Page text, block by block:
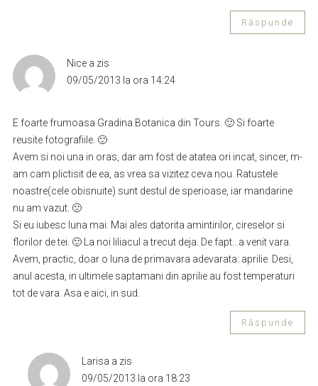
Răspunde
Nice a zis
09/05/2013 la ora 14:24
E foarte frumoasa Gradina Botanica din Tours. 🙂 Si foarte
reusite fotografiile. 🙂
Avem si noi una in oras, dar am fost de atatea ori incat, sincer, m-
am cam plictisit de ea, as vrea sa vizitez ceva nou. Ratustele
noastre(cele obisnuite) sunt destul de sperioase, iar mandarine
nu am vazut. 🙁
Si eu iubesc luna mai. Mai ales datorita amintirilor, cireselor si
florilor de tei. 🙂 La noi liliacul a trecut deja. De fapt…a venit vara.
Avem, practic, doar o luna de primavara adevarata: aprilie. Desi,
anul acesta, in ultimele saptamani din aprilie au fost temperaturi
tot de vara. Asa e aici, in sud.
Răspunde
Larisa a zis
09/05/2013 la ora 18:23